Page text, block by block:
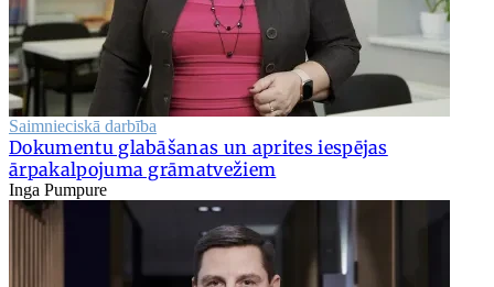
Saimnieciskā darbība
Dokumentu glabāšanas un aprites iespējas
ārpakalpojuma grāmatvežiem
Inga Pumpure